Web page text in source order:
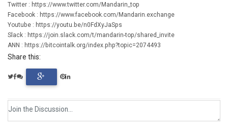
Twitter : https://www.twitter.com/Mandarin_top
Facebook : https://www.facebook.com/Mandarin.exchange
Youtube : https://youtu.be/n0FdXyJaSps
Slack : https://join.slack.com/t/mandarin-top/shared_invite
ANN : https://bitcointalk.org/index.php?topic=2074493
Share this: